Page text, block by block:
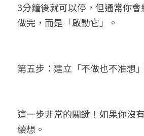
3分鐘後就可以停，但通常你
做完，而是「啟動它」。
第五步：建立「不做也不准想
這一步非常的關鍵！如果你沒
續想。